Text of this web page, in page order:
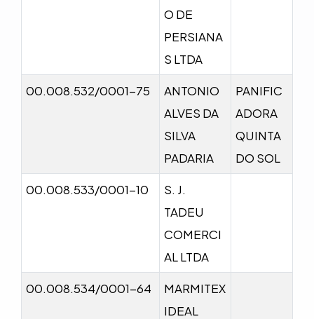
O DE
PERSIANA
S LTDA
00.008.532/0001-75
ANTONIO
ALVES DA
SILVA
PADARIA
PANIFIC
ADORA
QUINTA
DO SOL
00.008.533/0001-10
S. J.
TADEU
COMERCI
AL LTDA
00.008.534/0001-64
MARMITEX
IDEAL